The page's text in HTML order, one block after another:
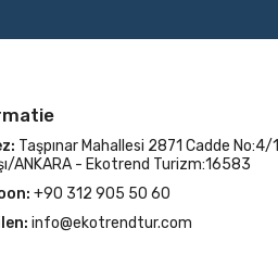
Taşpınar Mahallesi 2871 Cadde No:4/1
ANKARA - Ekotrend Turizm:16583
+90 312 905 50 60
info@ekotrendtur.com